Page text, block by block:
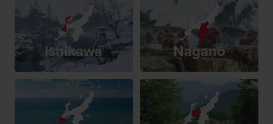
Ishikawa Nagano